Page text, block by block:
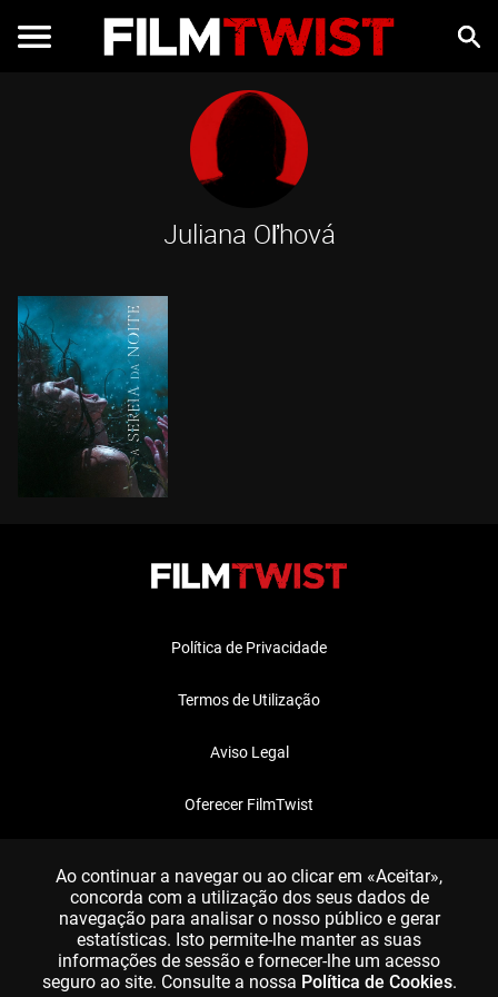
Juliana Oľhová
Política de Privacidade
Termos de Utilização
Aviso Legal
Oferecer FilmTwist
Ao continuar a navegar ou ao clicar em «Aceitar»,
concorda com a utilização dos seus dados de
navegação para analisar o nosso público e gerar
estatísticas. Isto permite-lhe manter as suas
informações de sessão e fornecer-lhe um acesso
seguro ao site. Consulte a nossa Política de Cookies.